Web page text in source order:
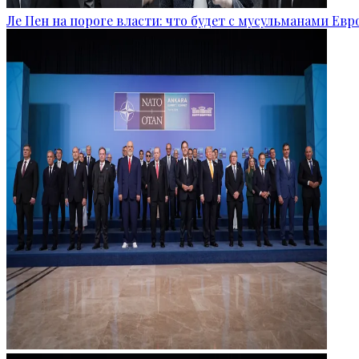
Ле Пен на пороге власти: что будет с мусульманами